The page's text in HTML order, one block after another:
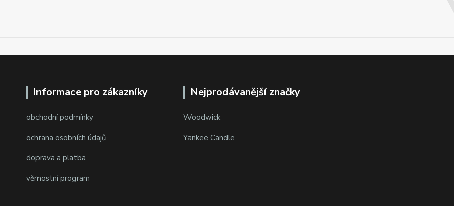
Informace pro zákazníky
obchodní podmínky
ochrana osobních údajů
doprava a platba
věrnostní program
Nejprodávanější značky
Woodwick
Yankee Candle